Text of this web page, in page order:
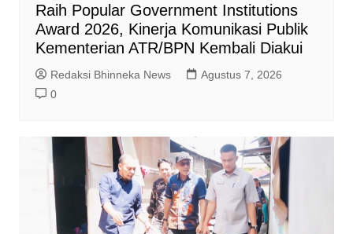
Raih Popular Government Institutions
Award 2026, Kinerja Komunikasi Publik
Kementerian ATR/BPN Kembali Diakui
Redaksi Bhinneka News
Agustus 7, 2026
0